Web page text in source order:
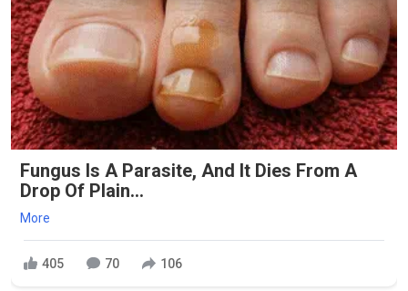
Fungus Is A Parasite, And It Dies From A
Drop Of Plain...
More
405 70 106